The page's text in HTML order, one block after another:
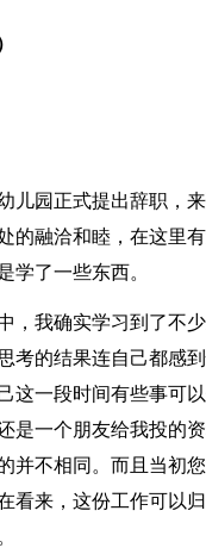
儿园正式提出辞职，
的融洽和睦，在这里
学了一些东西。
，我确实学习到了不
考的结果连自己都感
这一段时间有些事可
是一个朋友给我投的
并不相同。而且当初
看来，这份工作可以